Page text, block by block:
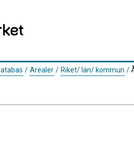
/ Arealer / Riket/ län/ kommun /